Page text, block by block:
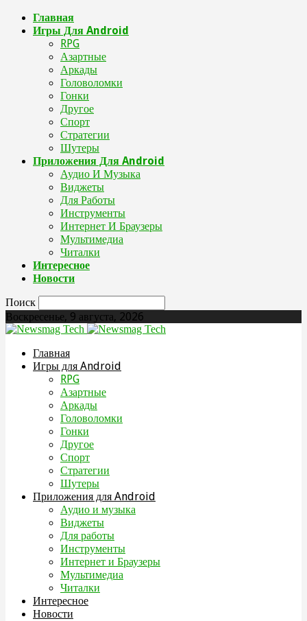
Главная
Игры Для Android
RPG
Азартные
Аркады
Головоломки
Гонки
Другое
Спорт
Стратегии
Шутеры
Приложения Для Android
Аудио И Музыка
Виджеты
Для Работы
Инструменты
Интернет И Браузеры
Мультимедиа
Читалки
Интересное
Новости
Поиск
Воскресенье, 9 августа, 2026
Главная
Игры для Android
RPG
Азартные
Аркады
Головоломки
Гонки
Другое
Спорт
Стратегии
Шутеры
Приложения для Android
Аудио и музыка
Виджеты
Для работы
Инструменты
Интернет и Браузеры
Мультимедиа
Читалки
Интересное
Новости